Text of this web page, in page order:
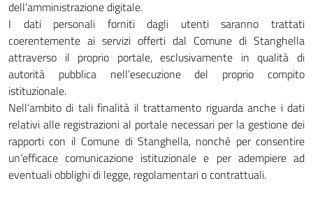
dell’amministrazione digitale.
I dati personali forniti dagli utenti saranno trattati
coerentemente ai servizi offerti dal Comune di Stanghella
attraverso il proprio portale, esclusivamente in qualità di
autorità pubblica nell’esecuzione del proprio compito
istituzionale.
Nell’ambito di tali finalità il trattamento riguarda anche i dati
relativi alle registrazioni al portale necessari per la gestione dei
rapporti con il Comune di Stanghella, nonché per consentire
un’efficace comunicazione istituzionale e per adempiere ad
eventuali obblighi di legge, regolamentari o contrattuali.